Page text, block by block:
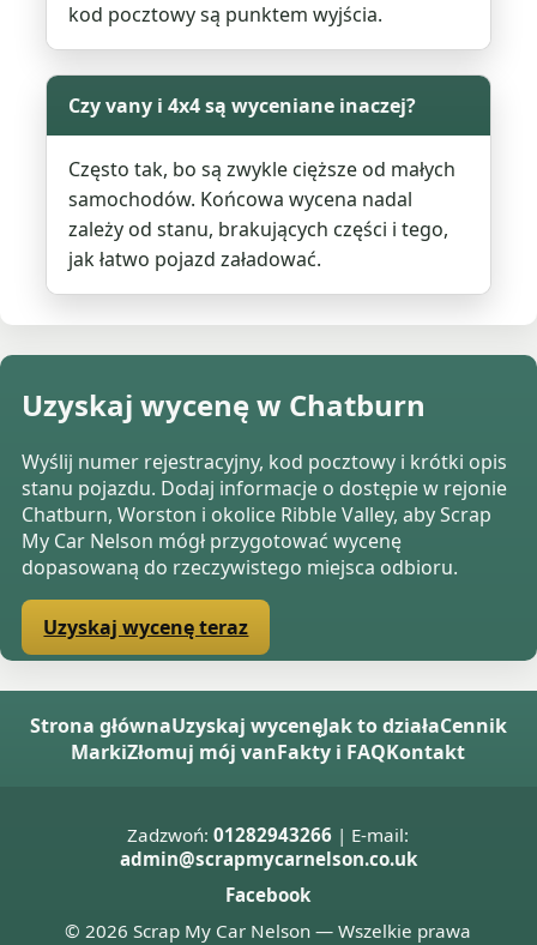
kod pocztowy są punktem wyjścia.
Czy vany i 4x4 są wyceniane inaczej?
Często tak, bo są zwykle cięższe od małych
samochodów. Końcowa wycena nadal
zależy od stanu, brakujących części i tego,
jak łatwo pojazd załadować.
Uzyskaj wycenę w Chatburn
Wyślij numer rejestracyjny, kod pocztowy i krótki opis
stanu pojazdu. Dodaj informacje o dostępie w rejonie
Chatburn, Worston i okolice Ribble Valley, aby Scrap
My Car Nelson mógł przygotować wycenę
dopasowaną do rzeczywistego miejsca odbioru.
Uzyskaj wycenę teraz
Strona głównaUzyskaj wycenęJak to działaCennik
MarkiZłomuj mój vanFakty i FAQKontakt
Zadzwoń:01282943266 | E-mail:
admin@scrapmycarnelson.co.uk
Facebook
© 2026 Scrap My Car Nelson — Wszelkie prawa